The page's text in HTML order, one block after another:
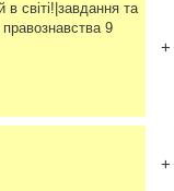
світі!|завдання та
9
+
+